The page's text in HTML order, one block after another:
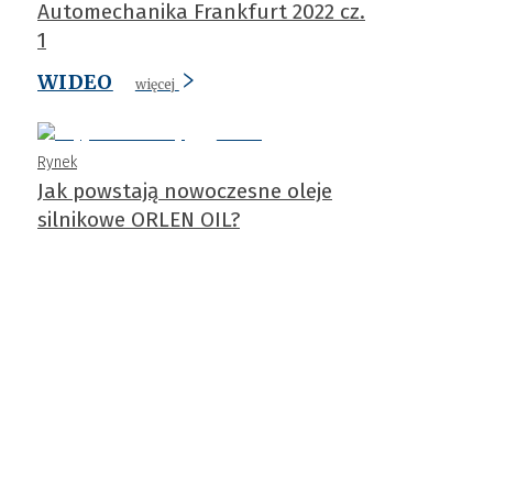
Automechanika Frankfurt 2022 cz.
1
WIDEO
więcej
Rynek
Jak powstają nowoczesne oleje
silnikowe ORLEN OIL?